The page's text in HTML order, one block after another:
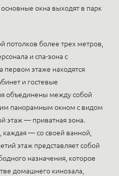
окна выходят в парк
потолков более трех метров,
и спа-зона с
первом этаже находятся
и гостевые
объединены между собой
панорамным окном с видом
этаж — приватная зона.
— со своей ванной,
этаж представляет собой
назначения, которое
домашнего кинозала,